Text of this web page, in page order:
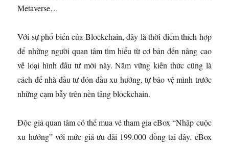
Metaverse…
Với sự phổ biến của Blockchain, đây là thời điểm thích hợp
để những người quan tâm tìm hiểu từ cơ bản đến nâng cao
về loại hình đầu tư mới này. Nắm vững kiến thức cũng là
cách để nhà đầu tư đón đầu xu hướng, tự bảo vệ mình trước
những cạm bẫy trên nền tảng blockchain.
Độc giả quan tâm có thể mua vé tham gia eBox “Nhập cuộc
xu hướng” với mức giá ưu đãi 199.000 đồng tại đây. eBox